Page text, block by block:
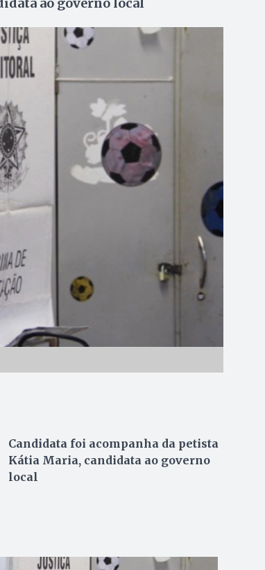
Candidata foi acompanha da petista
Kátia Maria, candidata ao governo
local